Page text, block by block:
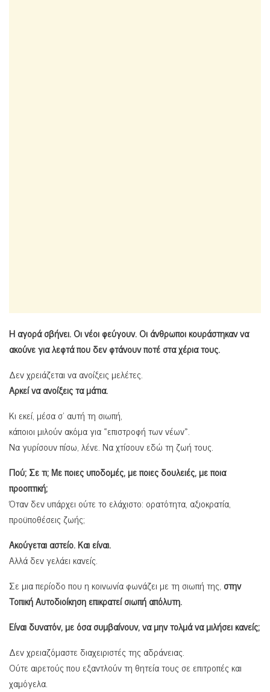
Η αγορά σβήνει. Οι νέοι φεύγουν. Οι άνθρωποι κουράστηκαν να
ακούνε για λεφτά που δεν φτάνουν ποτέ στα χέρια τους.
Δεν χρειάζεται να ανοίξεις μελέτες.
Αρκεί να ανοίξεις τα μάτια.
Κι εκεί, μέσα σ’ αυτή τη σιωπή,
κάποιοι μιλούν ακόμα για «επιστροφή των νέων».
Να γυρίσουν πίσω, λένε. Να χτίσουν εδώ τη ζωή τους.
Πού; Σε τι; Με ποιες υποδομές, με ποιες δουλειές, με ποια
προοπτική;
Όταν δεν υπάρχει ούτε το ελάχιστο: ορατότητα, αξιοκρατία,
προϋποθέσεις ζωής;
Ακούγεται αστείο. Και είναι.
Αλλά δεν γελάει κανείς.
Σε μια περίοδο που η κοινωνία φωνάζει με τη σιωπή της, στην
Τοπική Αυτοδιοίκηση επικρατεί σιωπή απόλυτη.
Είναι δυνατόν, με όσα συμβαίνουν, να μην τολμά να μιλήσει κανείς;
Δεν χρειαζόμαστε διαχειριστές της αδράνειας.
Ούτε αιρετούς που εξαντλούν τη θητεία τους σε επιτροπές και
χαμόγελα.